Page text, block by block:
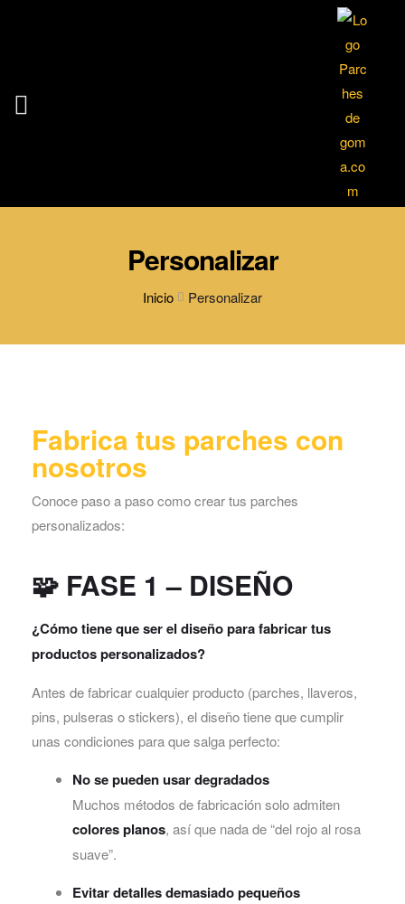
Personalizar
Inicio Personalizar
Fabrica tus parches con
nosotros
Conoce paso a paso como crear tus parches
personalizados:
🧩 FASE 1 – DISEÑO
¿Cómo tiene que ser el diseño para fabricar tus
productos personalizados?
Antes de fabricar cualquier producto (parches, llaveros,
pins, pulseras o stickers), el diseño tiene que cumplir
unas condiciones para que salga perfecto:
No se pueden usar degradados
Muchos métodos de fabricación solo admiten
colores planos, así que nada de “del rojo al rosa
suave”.
Evitar detalles demasiado pequeños